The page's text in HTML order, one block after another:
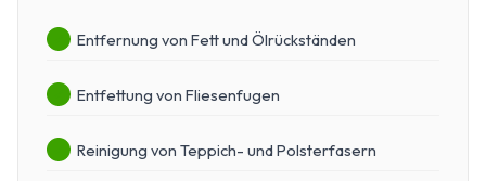
Entfernung von Fett und Ölrückständen
Entfettung von Fliesenfugen
Reinigung von Teppich- und Polsterfasern